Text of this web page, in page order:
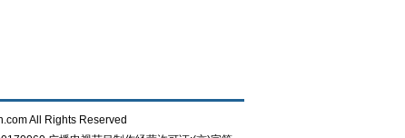
All Rights Reserved